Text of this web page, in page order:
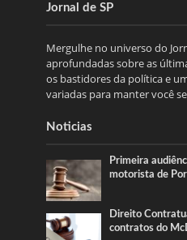
Jornal de SP
Mergulhe no universo do
aprofundadas sobre as
os bastidores da política e
variadas para manter você
Noticias
Primeira
motorista de
Direito
contratos do